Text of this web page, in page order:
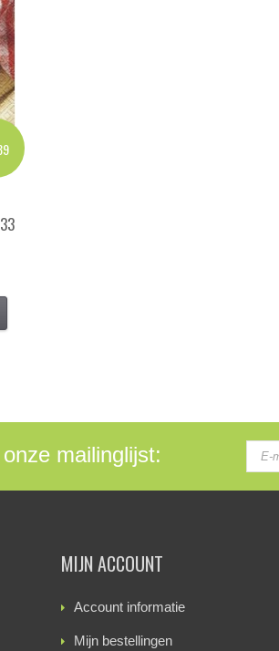
mailinglijst:
MIJN ACCOUNT
Account informatie
Mijn bestellingen